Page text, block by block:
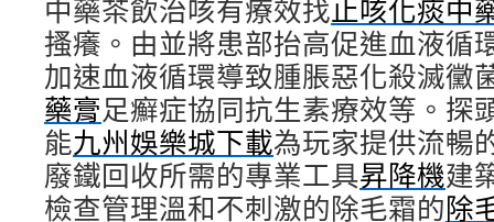
機
械〉
中
中藥茶飲治咳有療效找止咳化痰中
搔癢。由並將患部抬高促進血液循
加速血液循環導致腫脹惡化殺滅黴
藥膏足癬症協同抗生素療效等。探
能九州娛樂城下載為玩家提供流暢
廢鐵回收所需的專業工具昇降機建
檢查管理溫和不刺激的除毛霜的除